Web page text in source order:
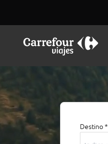
Destino *